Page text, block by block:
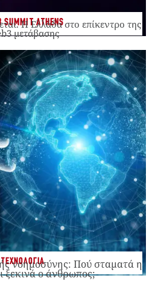
SUMMIT ATHENS
Η Ελλάδα στο επίκεντρο της
μετάβασης
ΤΕΧΝΟΛΟΓΙΑ
νοημοσύνης: Πού σταματά η
ξεκινά ο άνθρωπος;